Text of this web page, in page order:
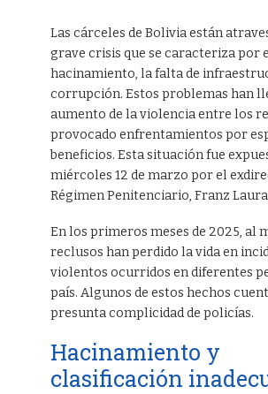
Las cárceles de Bolivia están
grave crisis que se caracteriza por
hacinamiento, la falta de
corrupción. Estos problemas han
aumento de la violencia entre los
provocado enfrentamientos por
beneficios. Esta situación fue
miércoles 12 de marzo por el
Régimen Penitenciario, Franz
En los primeros meses de 2025, al
reclusos han perdido la vida en
violentos ocurridos en diferentes
país. Algunos de estos hechos
presunta complicidad de policías.
Hacinamiento y
clasificación